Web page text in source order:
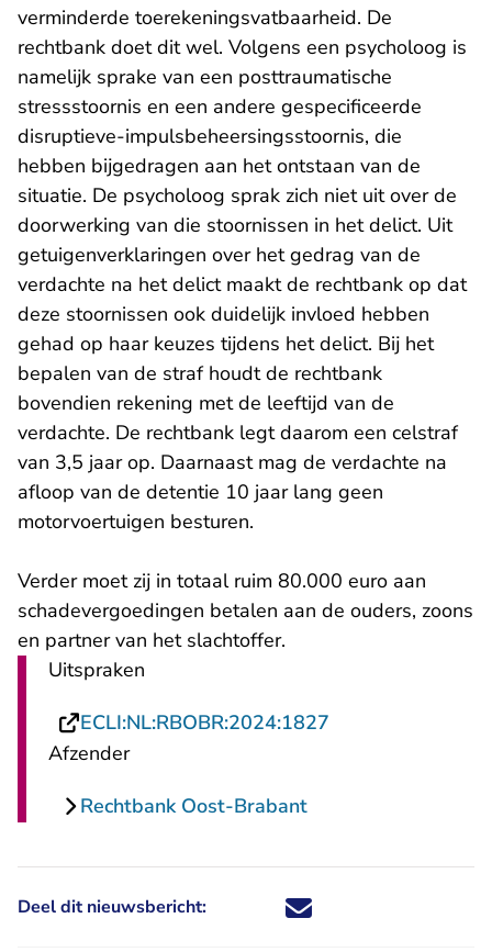
verminderde toerekeningsvatbaarheid. De
rechtbank doet dit wel. Volgens een psycholoog is
namelijk sprake van een posttraumatische
stressstoornis en een andere gespecificeerde
disruptieve-impulsbeheersingsstoornis, die
hebben bijgedragen aan het ontstaan van de
situatie. De psycholoog sprak zich niet uit over de
doorwerking van die stoornissen in het delict. Uit
getuigenverklaringen over het gedrag van de
verdachte na het delict maakt de rechtbank op dat
deze stoornissen ook duidelijk invloed hebben
gehad op haar keuzes tijdens het delict. Bij het
bepalen van de straf houdt de rechtbank
bovendien rekening met de leeftijd van de
verdachte. De rechtbank legt daarom een celstraf
van 3,5 jaar op. Daarnaast mag de verdachte na
afloop van de detentie 10 jaar lang geen
motorvoertuigen besturen.
Verder moet zij in totaal ruim 80.000 euro aan
schadevergoedingen betalen aan de ouders, zoons
en partner van het slachtoffer.
Uitspraken
ECLI:NL:RBOBR:2024:1827
Afzender
Rechtbank Oost-Brabant
Deel dit nieuwsbericht: Deel dit nieuwsbericht via X -
Deel dit nieuwsbericht via
Deel dit nieuwsbericht
Deel dit